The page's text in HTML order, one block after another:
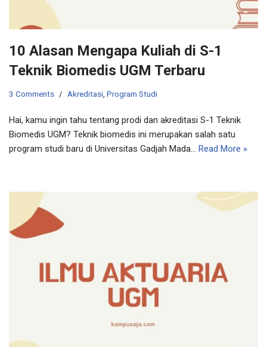
10 Alasan Mengapa Kuliah di S-1
Teknik Biomedis UGM Terbaru
3 Comments Akreditasi Program Studi
Hai, kamu ingin tahu tentang prodi dan akreditasi S-1 Teknik
Biomedis UGM? Teknik biomedis ini merupakan salah satu
program studi baru di Universitas Gadjah Mada… Read More »